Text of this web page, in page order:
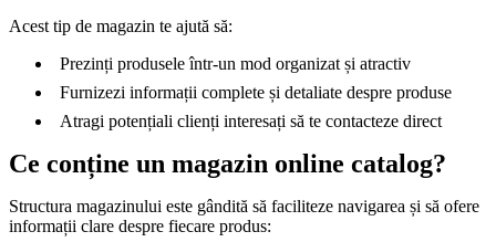
Acest tip de magazin te ajută să:
Prezinți produsele într-un mod organizat și atractiv
Furnizezi informații complete și detaliate despre produse
Atragi potențiali clienți interesați să te contacteze direct
Ce conține un magazin online catalog?
Structura magazinului este gândită să faciliteze navigarea și să ofere
informații clare despre fiecare produs: